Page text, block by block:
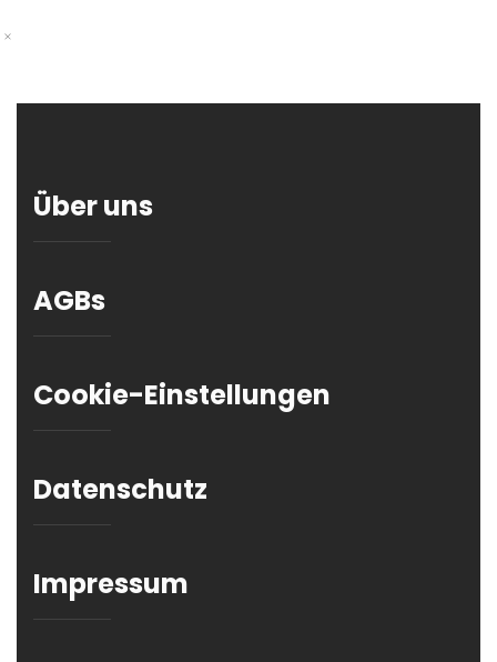
Über uns
AGBs
Cookie-Einstellungen
Datenschutz
Impressum